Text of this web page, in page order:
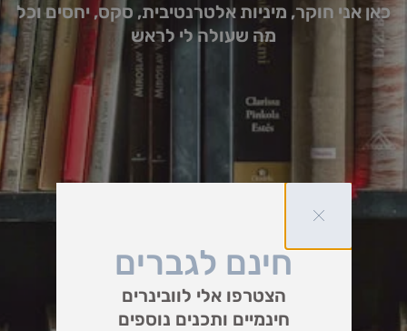
כאן אני חוקר, מיניות אלטרנטיבית, סקס, יחסים וכל
מה שעולה לי לראש
חינם לגברים
הצטרפו אלי לוובינרים
חינמיים ותכנים נוספים